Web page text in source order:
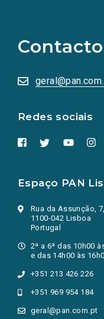
Redes sociais
redes
sociais
numa
nova
Espaço PAN
Rua da Assunção,
1100-042 Lisboa
Portugal
2ª a 6ª das 10h00
e das 14h00 às
+351 213 426 226
+351 969 954 184
geral@pan.com.pt